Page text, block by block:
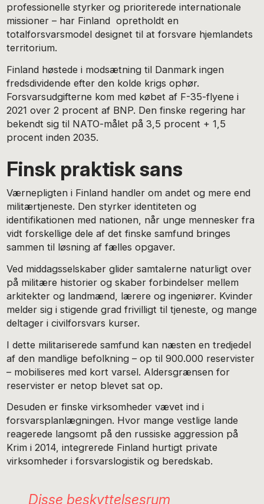
professionelle styrker og prioriterede internationale
missioner – har Finland opretholdt en
totalforsvarsmodel designet til at forsvare hjemlandets
territorium.
Finland høstede i modsætning til Danmark ingen
fredsdividende efter den kolde krigs ophør.
Forsvarsudgifterne kom med købet af F-35-flyene i
2021 over 2 procent af BNP. Den finske regering har
bekendt sig til NATO-målet på 3,5 procent + 1,5
procent inden 2035.
Finsk praktisk sans
Værnepligten i Finland handler om andet og mere end
militærtjeneste. Den styrker identiteten og
identifikationen med nationen, når unge mennesker fra
vidt forskellige dele af det finske samfund bringes
sammen til løsning af fælles opgaver.
Ved middagsselskaber glider samtalerne naturligt over
på militære historier og skaber forbindelser mellem
arkitekter og landmænd, lærere og ingeniører. Kvinder
melder sig i stigende grad frivilligt til tjeneste, og mange
deltager i civilforsvars kurser.
I dette militariserede samfund kan næsten en tredjedel
af den mandlige befolkning – op til 900.000 reservister
– mobiliseres med kort varsel. Aldersgrænsen for
reservister er netop blevet sat op.
Desuden er finske virksomheder vævet ind i
forsvarsplanlægningen. Hvor mange vestlige lande
reagerede langsomt på den russiske aggression på
Krim i 2014, integrerede Finland hurtigt private
virksomheder i forsvarslogistik og beredskab.
Disse beskyttelsesrum